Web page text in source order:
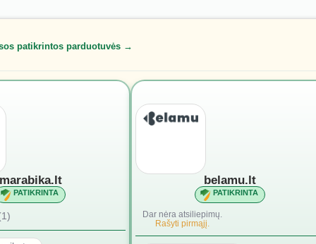
patikrintos parduotuvės →
PATIKRINTA
belamu.lt
PATIKRINTA
Dar nėra atsiliepimų.
Rašyti pirmąjį.